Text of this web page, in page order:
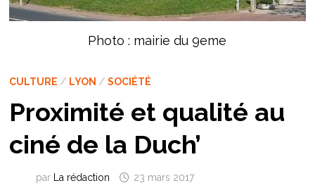
Photo : mairie du 9eme
CULTURE / LYON / SOCIÉTÉ
Proximité et qualité au
ciné de la Duch’
par La rédaction 23 mars 2017